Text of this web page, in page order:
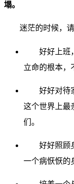
塌。
迷茫的时候，
好好上班
立命的根本，
好好对待
这个世界上最
们。
好好照顾
一个病恹恹的